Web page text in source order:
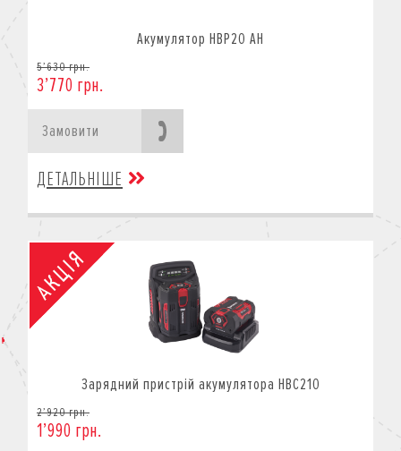
Акумулятор HBP20 AH
5’630 грн.
3’770 грн.
Замовити
ДЕТАЛЬНІШЕ
Зарядний пристрій акумулятора HBC210
2’920 грн.
1’990 грн.